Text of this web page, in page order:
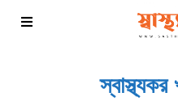
স্বাস্থ্যকর